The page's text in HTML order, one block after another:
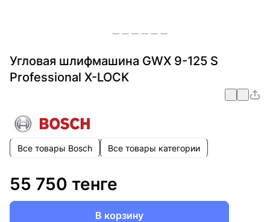
Угловая шлифмашина GWX 9-125 S
Professional X-LOCK
Все товары Bosch Все товары категории
55 750 тенге
В корзину